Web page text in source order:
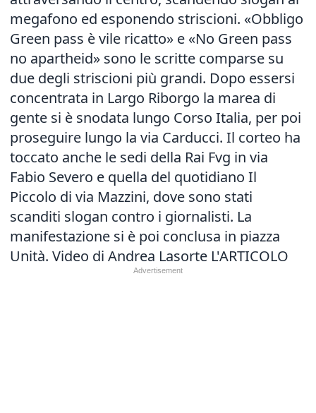
megafono ed esponendo striscioni. «Obbligo
Green pass è vile ricatto» e «No Green pass
no apartheid» sono le scritte comparse su
due degli striscioni più grandi. Dopo essersi
concentrata in Largo Riborgo la marea di
gente si è snodata lungo Corso Italia, per poi
proseguire lungo la via Carducci. Il corteo ha
toccato anche le sedi della Rai Fvg in via
Fabio Severo e quella del quotidiano Il
Piccolo di via Mazzini, dove sono stati
scanditi slogan contro i giornalisti. La
manifestazione si è poi conclusa in piazza
Unità. Video di Andrea Lasorte L'ARTICOLO